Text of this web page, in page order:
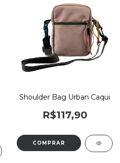
Shoulder Bag Urban Caqui
R$117,90